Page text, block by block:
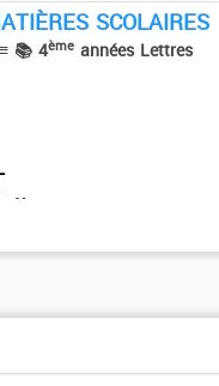
SCOLAIRES
≡ 📚 4ème années Lettres